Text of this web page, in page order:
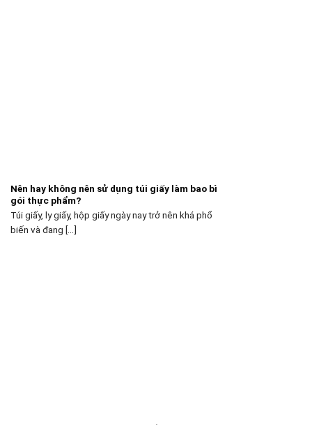
Nên hay không nên sử dụng túi giấy làm bao bì
gói thực phẩm?
Túi giấy, ly giấy, hộp giấy ngày nay trở nên khá phổ
biến và đang [...]